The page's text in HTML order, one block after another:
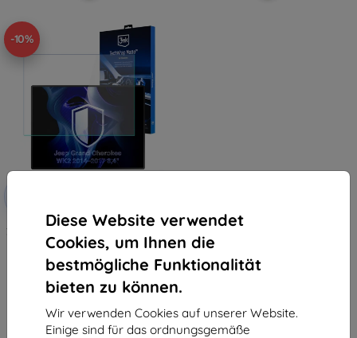
Diese Website verwendet
Cookies, um Ihnen die
bestmögliche Funktionalität
bieten zu können.
Wir verwenden Cookies auf unserer Website.
Einige sind für das ordnungsgemäße
-10%
3mk TechWrap Matte Schutzfolie
für mittleren Bildschirm Jeep
Grand Cherokee WK2 2014–2017
8,4"
31,90 €
28,71 €
Auf Lager > 5 Stk.